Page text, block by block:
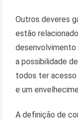
Outros deveres
estão
desenvolvimento
a possibilidade
todos ter acesso
e um
A definição de